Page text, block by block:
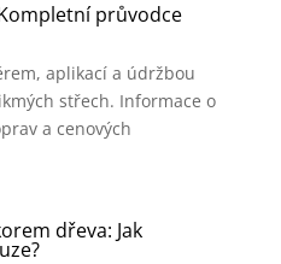
průvodce
aplikací a údržbou
střech. Informace o
a cenových
dřeva: Jak